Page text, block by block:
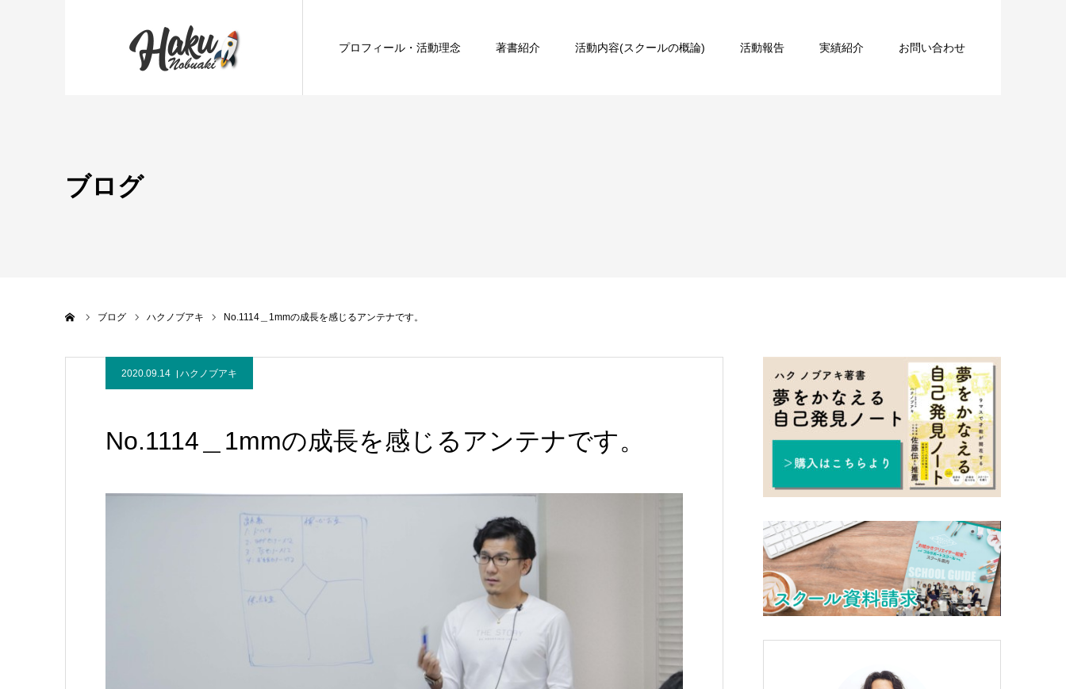
プロフィール・活動理念 著書紹介 活動内容(スクールの概論) 活動報告 実績紹介 お問い合わせ
ブログ
ブログ ハクノブアキ No.1114＿1mmの成長を感じるアンテナです。
2020.09.14 ハクノブアキ
No.1114＿1mmの成長を感じるアンテナです。